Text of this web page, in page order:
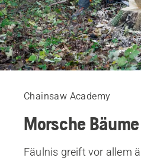
Chainsaw Academy
Morsche Bäume
Fäulnis greift vor allem